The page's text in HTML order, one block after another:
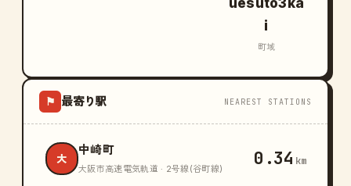
uesuto3ka
i
町域
⚑ 最寄り駅 NEAREST STATIONS
大
中崎町
大阪市高速電気軌道 · 2号線(谷町線) 0.34 km